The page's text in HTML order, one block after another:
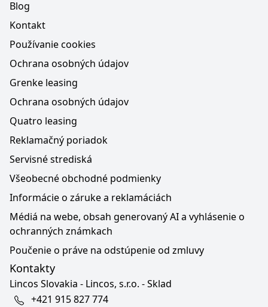
Blog
Kontakt
Používanie cookies
Ochrana osobných údajov
Grenke leasing
Ochrana osobných údajov
Quatro leasing
Reklamačný poriadok
Servisné strediská
Všeobecné obchodné podmienky
Informácie o záruke a reklamáciách
Médiá na webe, obsah generovaný AI a vyhlásenie o
ochranných známkach
Poučenie o práve na odstúpenie od zmluvy
Kontakty
Lincos Slovakia - Lincos, s.r.o. - Sklad
+421 915 827 774